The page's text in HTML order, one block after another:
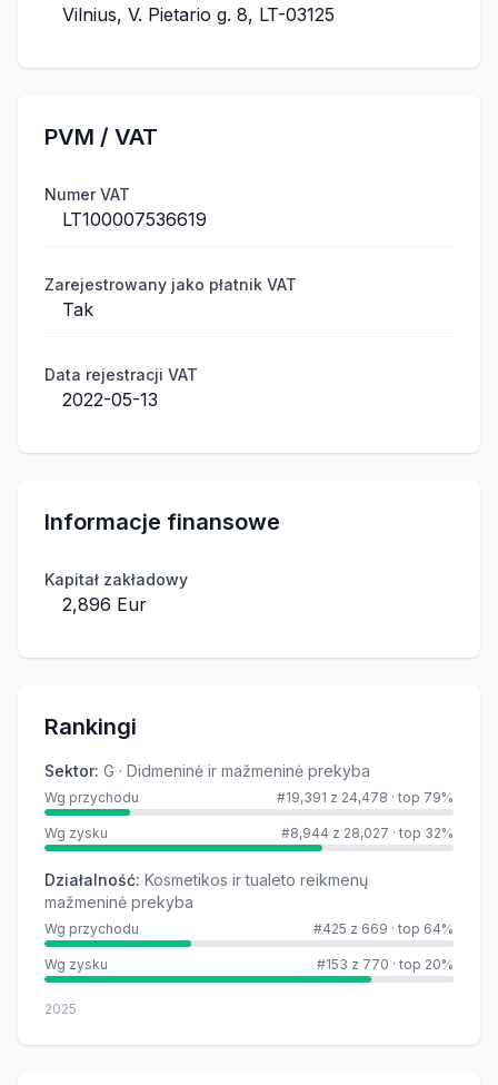
Vilnius, V. Pietario g. 8, LT-03125
PVM / VAT
Numer VAT
LT100007536619
Zarejestrowany jako płatnik VAT
Tak
Data rejestracji VAT
2022-05-13
Informacje finansowe
Kapitał zakładowy
2,896 Eur
Rankingi
Sektor: G · Didmeninė ir mažmeninė prekyba
Wg przychodu #19,391 z 24,478 · top 79%
Wg zysku #8,944 z 28,027 · top 32%
Działalność: Kosmetikos ir tualeto reikmenų
mažmeninė prekyba
Wg przychodu #425 z 669 · top 64%
Wg zysku #153 z 770 · top 20%
2025